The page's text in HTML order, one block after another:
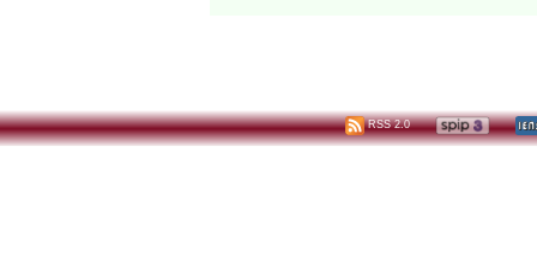
RSS 2.0